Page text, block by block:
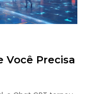
Você Precisa